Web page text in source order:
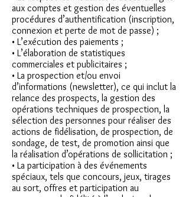
aux comptes et gestion des éventuelles
procédures d’authentification (inscription,
connexion et perte de mot de passe) ;
• L’exécution des paiements ;
• L’élaboration de statistiques
commerciales et publicitaires ;
• La prospection et/ou envoi
d’informations (newsletter), ce qui inclut la
relance des prospects, la gestion des
opérations techniques de prospection, la
sélection des personnes pour réaliser des
actions de fidélisation, de prospection, de
sondage, de test, de promotion ainsi que
la réalisation d’opérations de sollicitation ;
• La participation à des événements
spéciaux, tels que concours, jeux, tirages
au sort, offres et participation au